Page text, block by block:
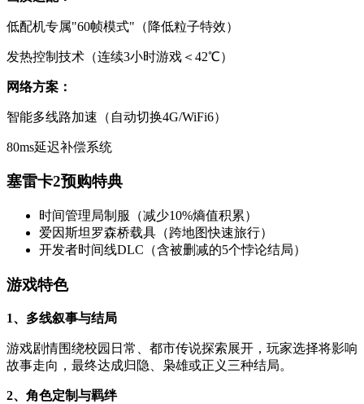
低配机专属"60帧模式"（降低粒子特效）
发热控制技术（连续3小时游戏＜42℃）
网络方案：
智能多线路加速（自动切换4G/WiFi6）
80ms延迟补偿系统
塞雷卡2预购特典
时间管理局制服（减少10%熵值积累）
爱因斯坦罗森桥载具（跨地图快速旅行）
开发者时间线DLC（含被删减的5个悖论结局）
游戏特色
1、多线叙事与结局
游戏剧情围绕校园日常、都市传说探索展开，玩家选择将影响
故事走向，最终达成归隐、枭雄或正义三种结局。
2、角色定制与羁绊